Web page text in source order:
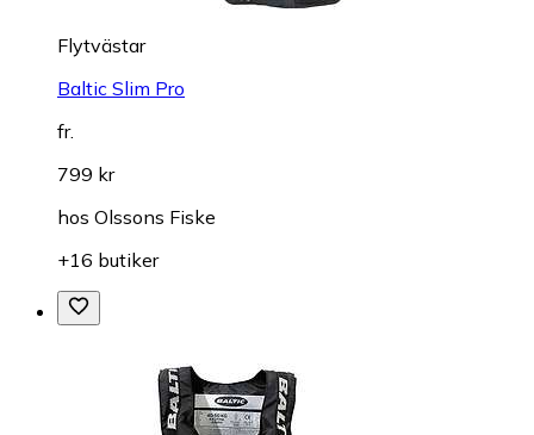
Flytvästar
Baltic Slim Pro
fr.
799 kr
hos Olssons Fiske
+16 butiker